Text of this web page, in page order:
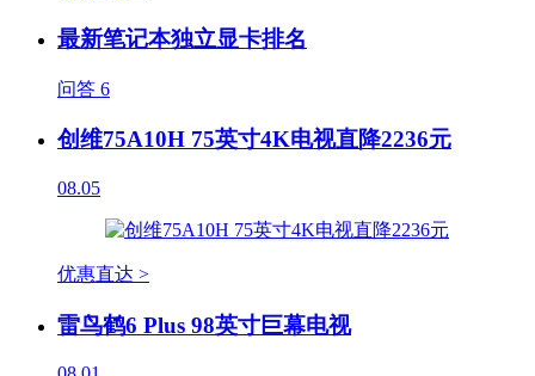
最新笔记本独立显卡排名
问答 6
创维75A10H 75英寸4K电视直降2236元
08.05
优惠直达 >
雷鸟鹤6 Plus 98英寸巨幕电视